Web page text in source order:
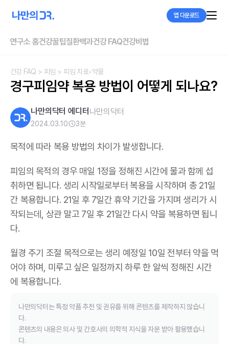
앱 다운로드
연구소 홈건강꿀팁질환백과건강 FAQ건강비법
건강 FAQ > 피임 > 피임 치료•약물
경구피임약 복용 방법이 어떻게 되나요?
나만의닥터 에디터 나만의닥터
2024.03.10 3분
목적에 따라 복용 방법의 차이가 발생합니다.
피임의 목적의 경우 매일 1정을 정해진 시간에 물과 함께 섭
취하면 됩니다. 생리 시작일로부터 복용을 시작하며 총 21일
간 복용합니다. 21일 후 7일간 휴약 기간을 가지며 생리가 시
작되는데, 상관 말고 7일 후 21일간 다시 약을 복용하면 됩니
다.
월경 주기 조절 목적으로는 생리 예정일 10일 전부터 약을 먹
어야 하며, 미루고 싶은 일정까지 하루 한 알씩 정해진 시간
에 복용합니다.
나만의닥터는 특정 약품 추천 및 권유를 위해 콘텐츠를 제작하지 않습니
다.
콘텐츠의 내용은 의사 및 간호사의 의학적 지식을 자문 받아 활용했습니
다.